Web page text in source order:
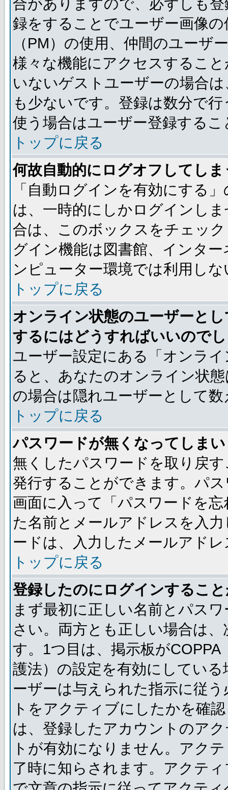
合がありますので、必ずしも
録をすることでユーザー画像
（PM）の使用、仲間のユーザ
様々な機能にアクセスするこ
いないゲストユーザーの場合
も少ないです。登録は数分で
使う場合はユーザー登録する
トップに戻る
何故自動的にログオフしてし
「自動ログインを有効にする
は、一時的にしかログインし
合は、このボックスをチェッ
グイン機能は図書館、インタ
ンピューター環境では利用し
トップに戻る
オンライン状態のユーザーと
するにはどうすればいいので
ユーザー設定にある「オンラ
ると、あなたのオンライン状
の場合は隠れユーザーとして
トップに戻る
パスワードが無くなってしま
無くしたパスワードを取り戻
発行することができます。パ
画面に入って「パスワードを
た名前とメールアドレスを入
ードは、入力したメールアド
トップに戻る
登録したのにログインするこ
まず最初に正しい名前とパス
さい。両方とも正しい場合は
す。1つ目は、掲示板が
護法）の設定を有効にしてい
ーザーは与えられた指示に従
トをアクティブにしたかを確
は、登録したアカウントのア
トが有効になりません。アク
了時に知らされます。アクテ